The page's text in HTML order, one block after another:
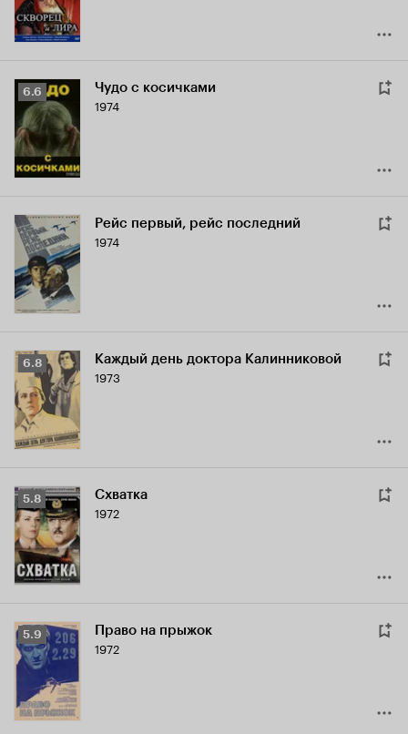
Рейтинг
Кинопоиска
6.6
6.6 Чудо с косичками
1974
Рейс первый, рейс последний
1974
Рейтинг
Кинопоиска
6.8
6.8 Каждый день доктора Калинниковой
1973
Рейтинг
Кинопоиска
5.8
5.8 Схватка
1972
Рейтинг
Кинопоиска
5.9
5.9 Право на прыжок
1972